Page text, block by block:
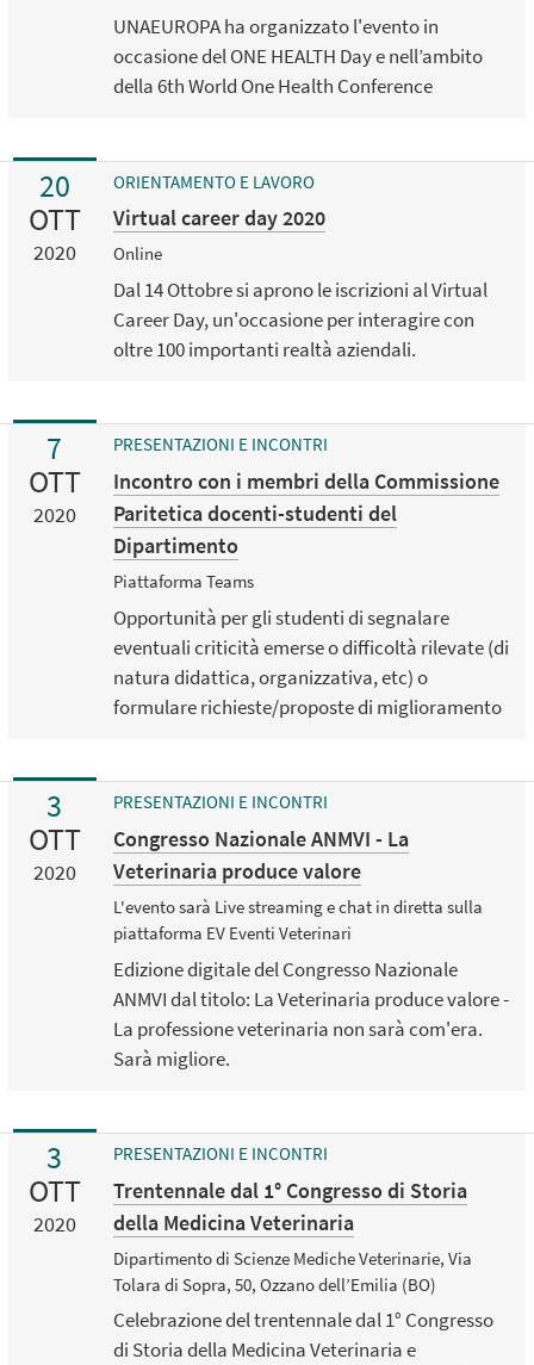
UNAEUROPA ha organizzato l'evento in
occasione del ONE HEALTH Day e nell’ambito
della 6th World One Health Conference
20
OTT
2020
ORIENTAMENTO E LAVORO
Virtual career day 2020
Online
Dal 14 Ottobre si aprono le iscrizioni al Virtual
Career Day, un'occasione per interagire con
oltre 100 importanti realtà aziendali.
7
OTT
2020
PRESENTAZIONI E INCONTRI
Incontro con i membri della Commissione
Paritetica docenti-studenti del
Dipartimento
Piattaforma Teams
Opportunità per gli studenti di segnalare
eventuali criticità emerse o difficoltà rilevate (di
natura didattica, organizzativa, etc) o
formulare richieste/proposte di miglioramento
3
OTT
2020
PRESENTAZIONI E INCONTRI
Congresso Nazionale ANMVI - La
Veterinaria produce valore
L'evento sarà Live streaming e chat in diretta sulla
piattaforma EV Eventi Veterinari
Edizione digitale del Congresso Nazionale
ANMVI dal titolo: La Veterinaria produce valore -
La professione veterinaria non sarà com'era.
Sarà migliore.
3
OTT
2020
PRESENTAZIONI E INCONTRI
Trentennale dal 1° Congresso di Storia
della Medicina Veterinaria
Dipartimento di Scienze Mediche Veterinarie, Via
Tolara di Sopra, 50, Ozzano dell’Emilia (BO)
Celebrazione del trentennale dal 1° Congresso
di Storia della Medicina Veterinaria e